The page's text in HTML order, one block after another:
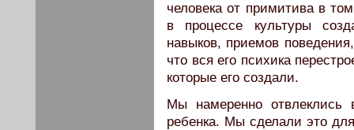
человека от примитива в
в процессе культуры
навыков, приемов
что вся его психика
которые его создали.
Мы намеренно отвлеклись
ребенка. Мы сделали это